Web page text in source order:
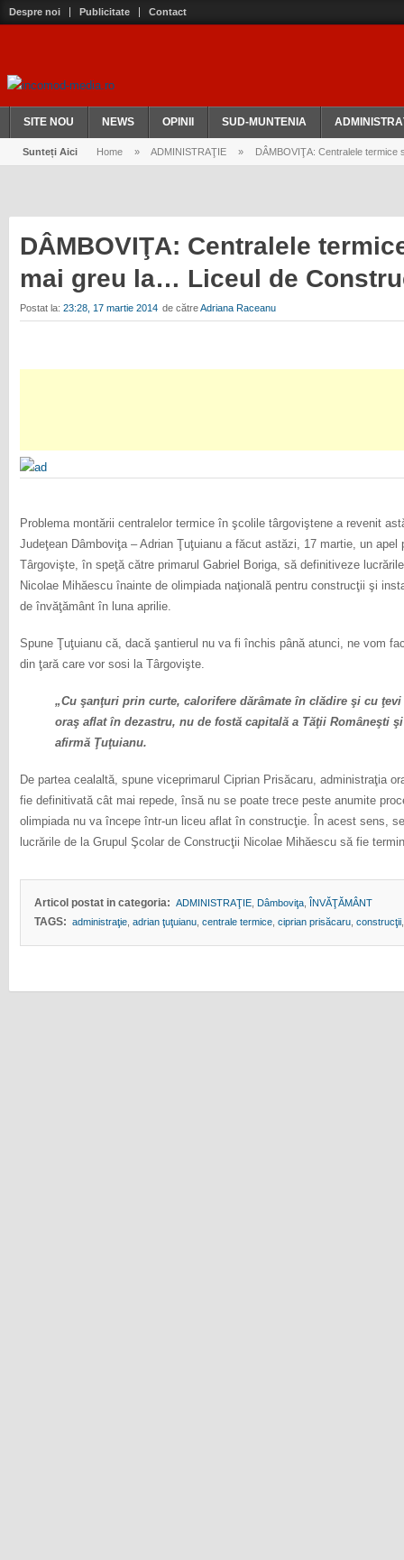
Despre noi Publicitate Contact
SITE NOU NEWS OPINII SUD-MUNTENIA
Sunteți Aici Home » ADMINISTRAŢIE » DÂMBOVIŢA: Centralele
DÂMBOVIŢA: Centralele
mai greu la… Liceul de
Postat la: 23:28, 17 martie 2014 de cătreAdriana Raceanu
Problema montării centralelor termice în şcolile târgoviştene a revenit
Judeţean Dâmboviţa – Adrian Ţuţuianu a făcut astăzi, 17 martie, un
Târgovişte, în speţă către primarul Gabriel Boriga, să definitiveze
Nicolae Mihăescu înainte de olimpiada naţională pentru construcţii şi
de învăţământ în luna aprilie.
Spune Ţuţuianu că, dacă şantierul nu va fi închis până atunci, ne vom
din ţară care vor sosi la Târgovişte.
„Cu şanţuri prin curte, calorifere dărâmate în clădire şi cu
oraş aflat în dezastru, nu de fostă capitală a Tăţii Româneşti
afirmă Ţuţuianu.
De partea cealaltă, spune viceprimarul Ciprian Prisăcaru, administraţia
fie definitivată cât mai repede, însă nu se poate trece peste anumite
olimpiada nu va începe într-un liceu aflat în construcţie. În acest sens,
lucrările de la Grupul Şcolar de Construcţii Nicolae Mihăescu să fie
Articol postat in categoria: ADMINISTRAŢIE, Dâmboviţa, ÎNVĂŢĂMÂNT
TAGS: administraţie, adrian ţuţuianu, centrale termice, ciprian prisăcaru, construcţii,